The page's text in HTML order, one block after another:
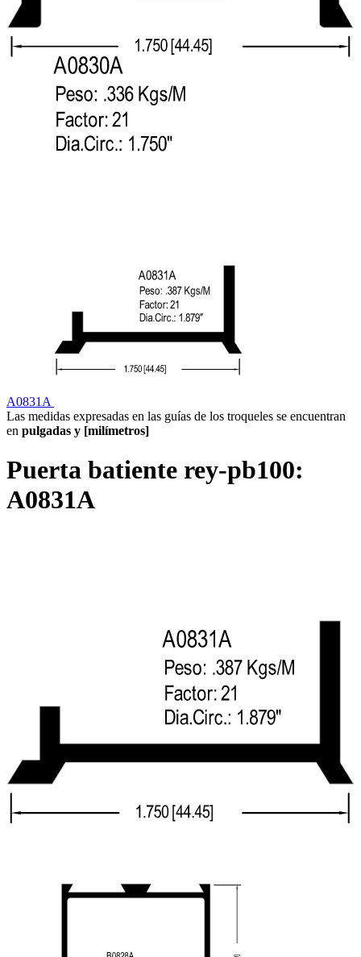
A0831A
Las medidas expresadas en las guías de los troqueles se encuentran
en pulgadas y [milímetros]
Puerta batiente rey-pb100:
A0831A